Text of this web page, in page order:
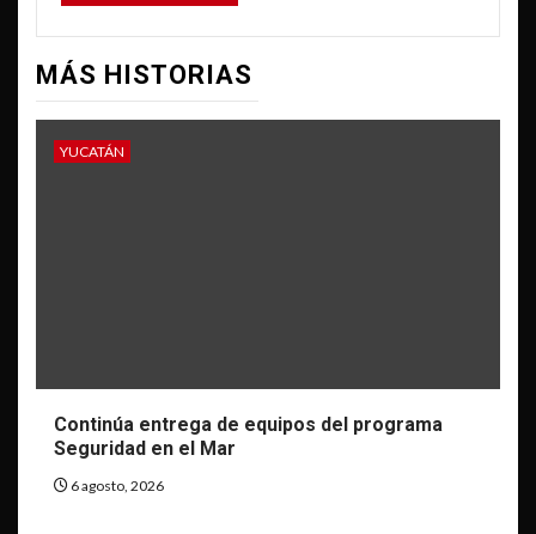
MÁS HISTORIAS
YUCATÁN
Continúa entrega de equipos del programa
Seguridad en el Mar
6 agosto, 2026